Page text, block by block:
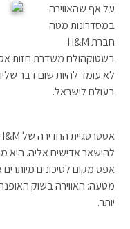
על אף שהאווירה
במסדרונות מטה
חברת H&M
בשטוקהולם משדרת חזות
לא עומד להיות שום דבר
בעולם לישראל.
להישאר אדישים אליה. היא
אפס מקום לסיכונים
מטעה: האווירה בשוק
יותר.